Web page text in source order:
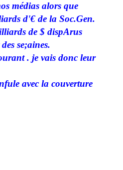
médias alors que
d'€ de la Soc.Gen.
de $ dispArus
se;aines.
. je vais donc leur
avec la couverture